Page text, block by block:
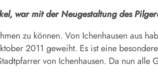
war mit der Neugestaltung des
zu können. Von Ichenhausen aus
2011 geweiht. Es ist eine
von Ichenhausen. Da nun